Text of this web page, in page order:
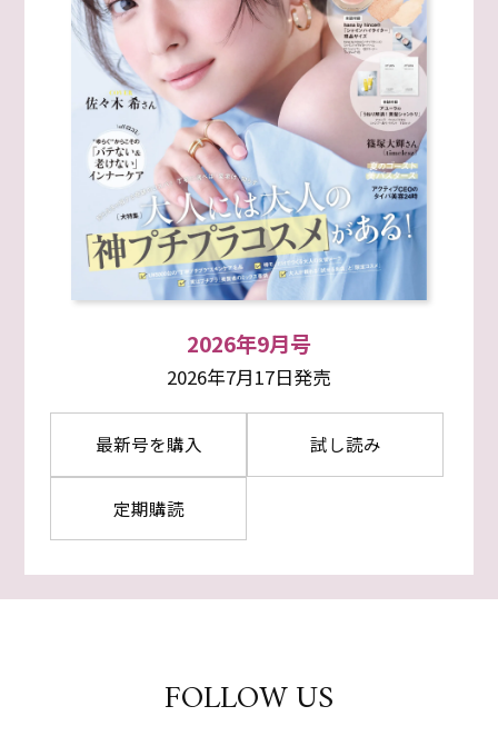
2026年9月号
2026年7月17日発売
最新号を購入 試し読み
定期購読
FOLLOW US